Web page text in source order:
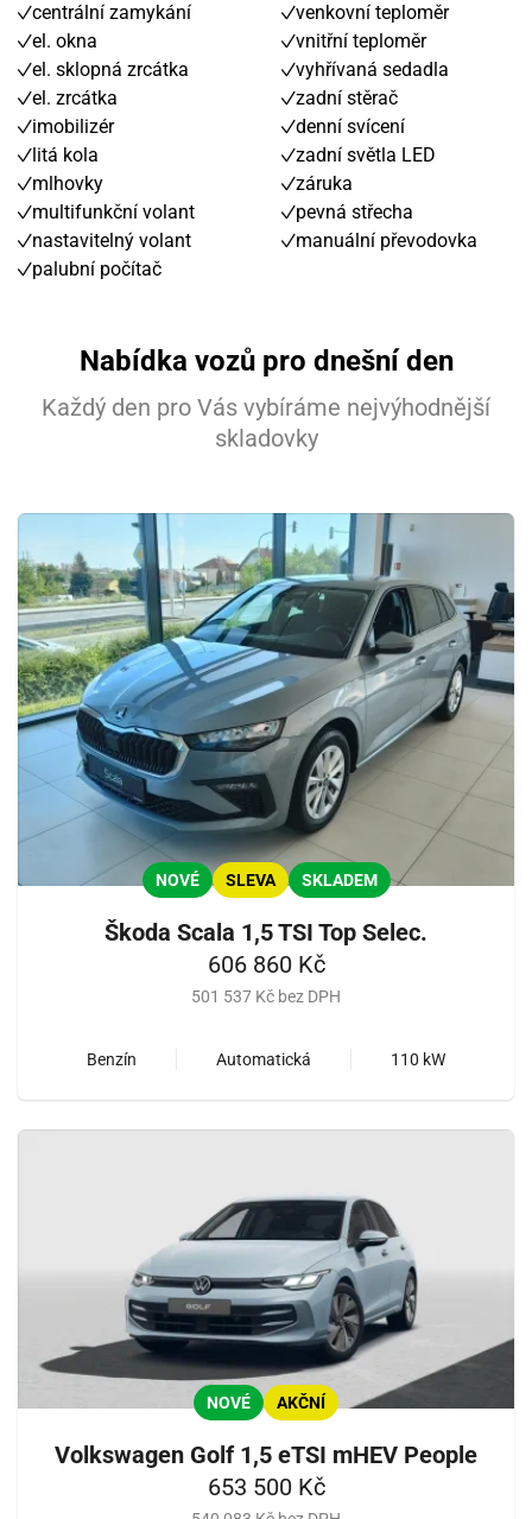
centrální zamykání
el. okna
el. sklopná zrcátka
el. zrcátka
imobilizér
litá kola
mlhovky
multifunkční volant
nastavitelný volant
palubní počítač
venkovní teploměr
vnitřní teploměr
vyhřívaná sedadla
zadní stěrač
denní svícení
zadní světla LED
záruka
pevná střecha
manuální převodovka
Nabídka vozů pro dnešní den
Každý den pro Vás vybíráme nejvýhodnější
skladovky
NOVÉ SLEVA SKLADEM
Škoda Scala 1,5 TSI Top Selec.
606 860 Kč
501 537 Kč bez DPH
Benzín Automatická 110 kW
NOVÉ AKČNÍ
Volkswagen Golf 1,5 eTSI mHEV People
653 500 Kč